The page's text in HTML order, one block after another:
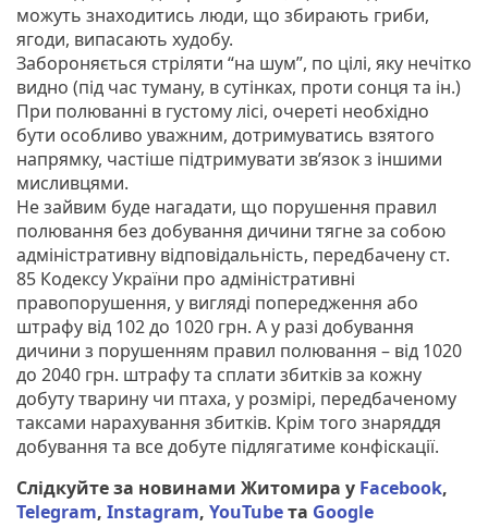
можуть знаходитись люди, що збирають гриби,
ягоди, випасають худобу.
Забороняється стріляти “на шум”, по цілі, яку нечітко
видно (під час туману, в сутінках, проти сонця та ін.)
При полюванні в густому лісі, очереті необхідно
бути особливо уважним, дотримуватись взятого
напрямку, частіше підтримувати зв’язок з іншими
мисливцями.
Не зайвим буде нагадати, що порушення правил
полювання без добування дичини тягне за собою
адміністративну відповідальність, передбачену ст.
85 Кодексу України про адміністративні
правопорушення, у вигляді попередження або
штрафу від 102 до 1020 грн. А у разі добування
дичини з порушенням правил полювання – від 1020
до 2040 грн. штрафу та сплати збитків за кожну
добуту тварину чи птаха, у розмірі, передбаченому
таксами нарахування збитків. Крім того знаряддя
добування та все добуте підлягатиме конфіскації.
Слідкуйте за новинами Житомира у Facebook,
Telegram, Instagram, YouTubeта Google